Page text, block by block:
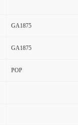
GA1875
GA1875
POP